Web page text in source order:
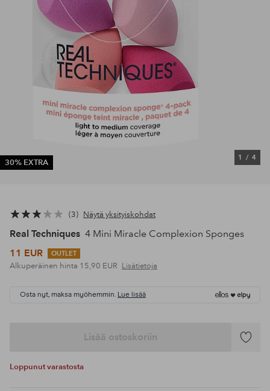
30% EXTRA
1 / 4
3 Näytä yksityiskohdat
Real Techniques 4 Mini Miracle Complexion Sponges
11 EUR
OUTLET
Alkuperäinen hinta 15,90 EUR Lisätietoja
Osta nyt, maksa myöhemmin. Lue lisää
Lisää ostoskoriin
Lisää
Loppunut varastosta